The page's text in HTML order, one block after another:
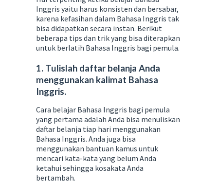
Inggris yaitu harus konsisten dan bersabar,
karena kefasihan dalam Bahasa Inggris tak
bisa didapatkan secara instan. Berikut
beberapa tips dan trik yang bisa diterapkan
untuk berlatih Bahasa Inggris bagi pemula.
1. Tulislah daftar belanja Anda
menggunakan kalimat Bahasa
Inggris.
Cara belajar Bahasa Inggris bagi pemula
yang pertama adalah Anda bisa menuliskan
daftar belanja tiap hari menggunakan
Bahasa Inggris. Anda juga bisa
menggunakan bantuan kamus untuk
mencari kata-kata yang belum Anda
ketahui sehingga kosakata Anda
bertambah.